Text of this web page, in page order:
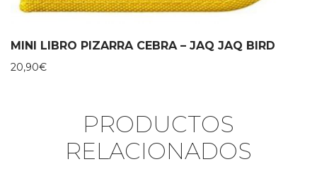
MINI LIBRO PIZARRA CEBRA – JAQ JAQ BIRD
20,90€
PRODUCTOS
RELACIONADOS